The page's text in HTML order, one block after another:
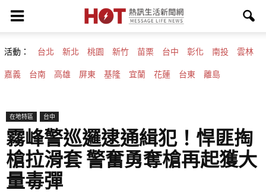
活動： 台北 新北 桃園 新竹 苗栗 台中 彰化 南投 雲林
嘉義 台南 高雄 屏東 基隆 宜蘭 花蓮 台東 離島
在地特區 台中
霧峰警巡邏逮通緝犯！悍匪掏
槍拉滑套 警奮勇奪槍再起獲大
量毒彈